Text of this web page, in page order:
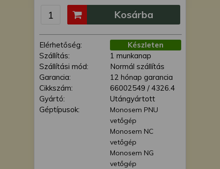
Elérhetőség:
Készleten
Szállítás:
1 munkanap
Szállítási mód:
Normál szállítás
Garancia:
12 hónap garancia
Cikkszám:
66002549 / 4326.4
Gyártó:
Utángyártott
Géptípusok:
Monosem PNU
vetőgép
Monosem NC
vetőgép
Monosem NG
vetőgép
Kosárba
és a partnereink a fent leírtak szerint
adatkezelést végezzünk. Másik
lehetőségként a hozzájárulás
megadása vagy elutasítása előtt
részletesebb információkhoz juthat, és
megváltoztathatja beállításait. Felhívjuk
figyelmét, hogy személyes adatainak
bizonyos kezeléséhez nem feltétlenül
szükséges az Ön hozzájárulása, de
jogában áll tiltakozni az ilyen jellegű
adatkezelés ellen. A beállításai csak erre
a weboldalra érvényesek. Erre a
webhelyre visszatérve vagy az
adatvédelmi szabályzatunk segítségével
bármikor megváltoztathatja a